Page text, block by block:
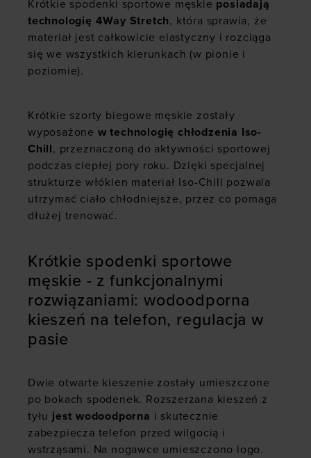
Krótkie spodenki sportowe męskie posiadają
technologię 4Way Stretch, która sprawia, że
materiał jest całkowicie elastyczny i rozciąga
się we wszystkich kierunkach (w pionie i
poziomie).
Krótkie szorty biegowe męskie zostały
wyposażone w technologię chłodzenia Iso-
Chill, przeznaczoną do aktywności sportowej
podczas ciepłej pory roku. Dzięki specjalnej
strukturze włókien materiał Iso-Chill pozwala
utrzymać ciało chłodniejsze, przez co pomaga
dłużej trenować.
Krótkie spodenki sportowe
męskie - z funkcjonalnymi
rozwiązaniami: wodoodporna
kieszeń na telefon, regulacja w
pasie
Dwie otwarte kieszenie zostały umieszczone
po bokach spodenek. Rozszerzana kieszeń z
tyłu jest wodoodporna i skutecznie
zabezpiecza telefon przed wilgocią i
wstrząsami. Na nogawce umieszczono logo.